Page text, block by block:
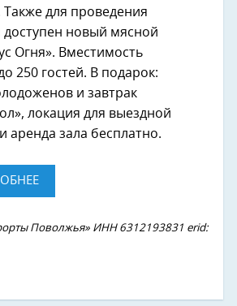
Также для проведения
новый мясной
Огня». Вместимость
250 гостей. В подарок:
и завтрак
локация для выездной
аренда зала бесплатно.
Поволжья» ИНН 6312193831 erid: